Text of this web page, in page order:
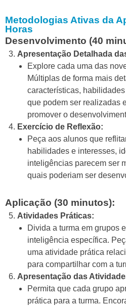
Metodologias Ativas da
Horas
Desenvolvimento (40
Apresentação Detalhada
Explore cada uma das
Múltiplas de forma mais
características,
que podem ser realizadas
promover o
Exercício de Reflexão:
Peça aos alunos que
habilidades e interesses,
inteligências parecem ser
quais poderiam ser
Aplicação (30 minutos):
Atividades Práticas:
Divida a turma em grupos
inteligência específica.
uma atividade prática
para compartilhar com a
Apresentação das
Permita que cada grupo
prática para a turma.